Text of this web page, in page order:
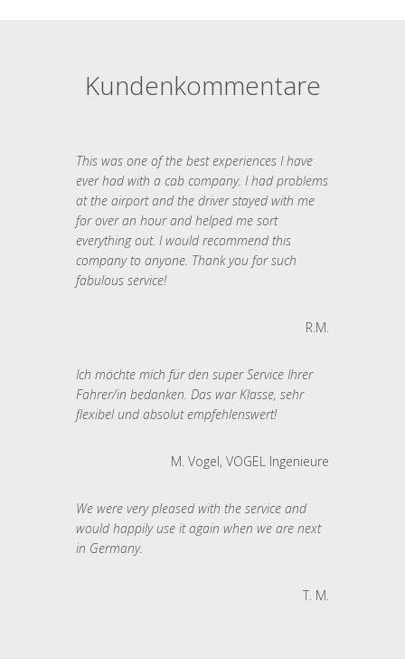
Kundenkommentare
This was one of the best experiences I have
ever had with a cab company. I had problems
at the airport and the driver stayed with me
for over an hour and helped me sort
everything out. I would recommend this
company to anyone. Thank you for such
fabulous service!
R.M.
Ich möchte mich für den super Service Ihrer
Fahrer/in bedanken. Das war Klasse, sehr
flexibel und absolut empfehlenswert!
M. Vogel, VOGEL Ingenieure
We were very pleased with the service and
would happily use it again when we are next
in Germany.
T. M.